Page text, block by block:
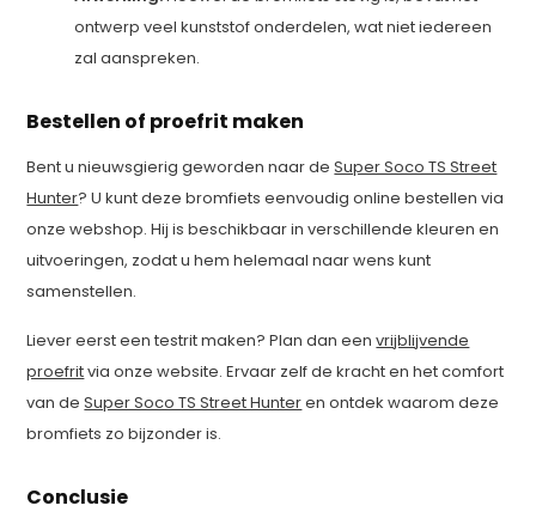
ontwerp veel kunststof onderdelen, wat niet iedereen
zal aanspreken.
Bestellen of proefrit maken
Bent u nieuwsgierig geworden naar deSuper Soco TS Street
Hunter? U kunt deze bromfiets eenvoudig online bestellen via
onze webshop. Hij is beschikbaar in verschillende kleuren en
uitvoeringen, zodat u hem helemaal naar wens kunt
samenstellen.
Liever eerst een testrit maken? Plan dan eenvrijblijvende
proefritvia onze website. Ervaar zelf de kracht en het comfort
van deSuper Soco TS Street Hunteren ontdek waarom deze
bromfiets zo bijzonder is.
Conclusie